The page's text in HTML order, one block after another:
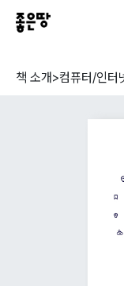
책 소개>컴퓨터/인터